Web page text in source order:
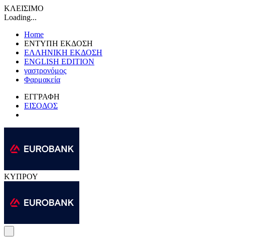
ΚΛΕΙΣΙΜΟ
Loading...
Home
ΕΝΤΥΠΗ ΕΚΔΟΣΗ
ΕΛΛΗΝΙΚΗ ΕΚΔΟΣΗ
ENGLISH EDITION
γαστρονόμος
Φαρμακεία
ΕΓΓΡΑΦΗ
ΕΙΣΟΔΟΣ
ΚΥΠΡΟΥ